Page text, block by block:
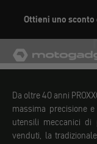
Ottieni uno
motogadget GmbH
Da oltre 40 anni
massima precisione
utensili meccanici
venduti, la